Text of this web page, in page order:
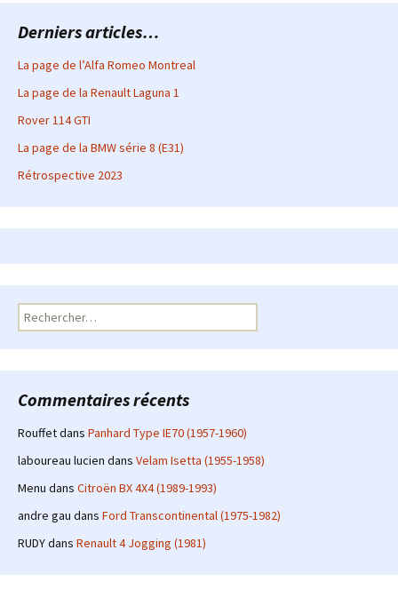
Derniers articles…
La page de l’Alfa Romeo Montreal
La page de la Renault Laguna 1
Rover 114 GTI
La page de la BMW série 8 (E31)
Rétrospective 2023
Rechercher :
Commentaires récents
Rouffetdans Panhard Type IE70 (1957-1960)
laboureau lucien dans Velam Isetta (1955-1958)
Menu dans Citroën BX 4X4 (1989-1993)
andre gau dans Ford Transcontinental (1975-1982)
RUDYdans Renault 4 Jogging (1981)